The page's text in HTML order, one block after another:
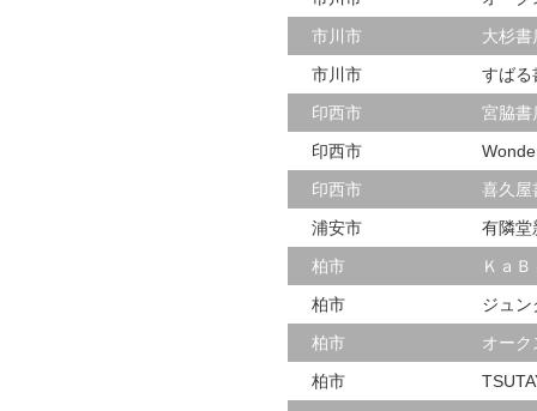
市川市
大杉書
市川市
すばる
印西市
宮脇書
印西市
印西市
喜久
浦安市
有隣堂
柏市
Ｋａ
柏市
ジュン
柏市
オー
柏市